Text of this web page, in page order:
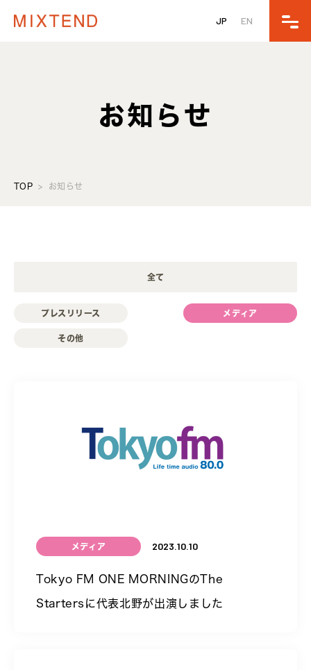
JP EN
お知らせ
TOP お知らせ
全て
プレスリリース メディア
その他
メディア 2023.10.10
Tokyo FM ONE MORNINGのThe
Startersに代表北野が出演しました